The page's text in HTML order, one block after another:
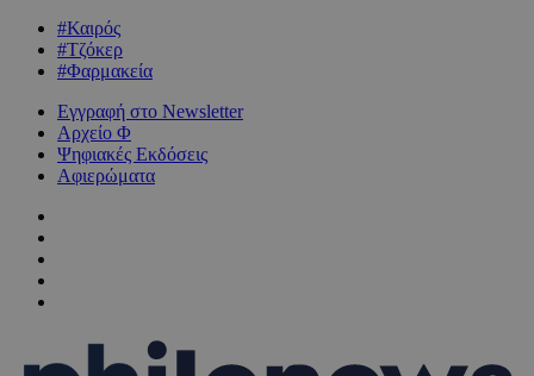
#Καιρός
#Τζόκερ
#Φαρμακεία
Εγγραφή στο Newsletter
Αρχείο Φ
Ψηφιακές Εκδόσεις
Αφιερώματα